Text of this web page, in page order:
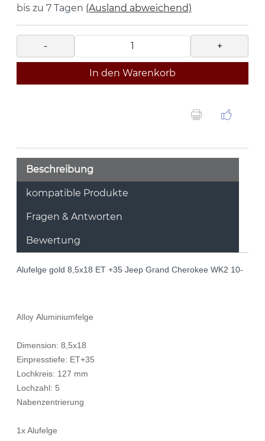
bis zu 7 Tagen (Ausland abweichend)
- +
In den Warenkorb
Beschreibung
kompatible Produkte
Fragen & Antworten
Bewertung
Alufelge gold 8,5x18 ET +35 Jeep Grand Cherokee WK2 10-
Alloy Aluminiumfelge
Dimension: 8,5x18
Einpresstiefe: ET+35
Lochkreis: 127 mm
Lochzahl: 5
Nabenzentrierung
1x Alufelge